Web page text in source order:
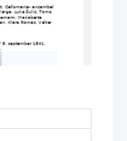
Cellomania- ansambel
Luka Šulić, Tomo
Mariaberta
Klara Romac, Valter
8. september 1841,
romantike. Imel je